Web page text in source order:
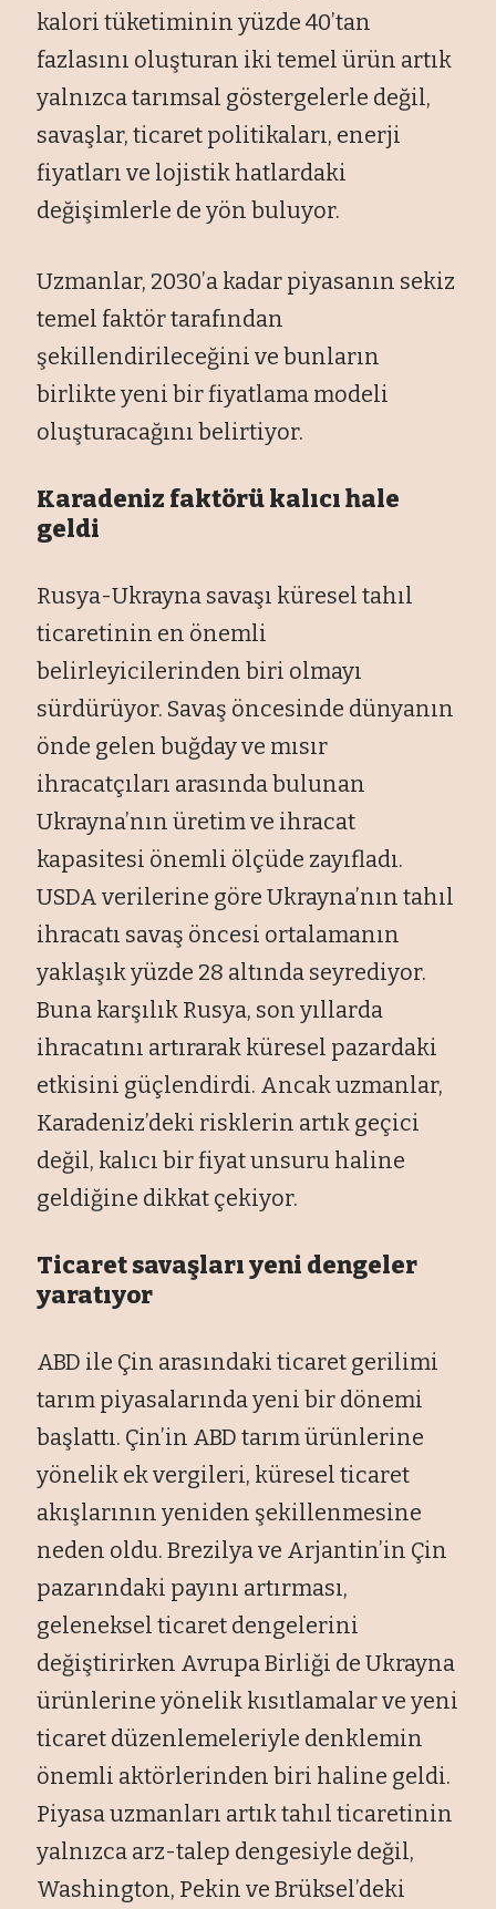
kalori tüketiminin yüzde 40’tan
fazlasını oluşturan iki temel ürün artık
yalnızca tarımsal göstergelerle değil,
savaşlar, ticaret politikaları, enerji
fiyatları ve lojistik hatlardaki
değişimlerle de yön buluyor.
Uzmanlar, 2030’a kadar piyasanın sekiz
temel faktör tarafından
şekillendirileceğini ve bunların
birlikte yeni bir fiyatlama modeli
oluşturacağını belirtiyor.
Karadeniz faktörü kalıcı hale
geldi
Rusya-Ukrayna savaşı küresel tahıl
ticaretinin en önemli
belirleyicilerinden biri olmayı
sürdürüyor. Savaş öncesinde dünyanın
önde gelen buğday ve mısır
ihracatçıları arasında bulunan
Ukrayna’nın üretim ve ihracat
kapasitesi önemli ölçüde zayıfladı.
USDA verilerine göre Ukrayna’nın tahıl
ihracatı savaş öncesi ortalamanın
yaklaşık yüzde 28 altında seyrediyor.
Buna karşılık Rusya, son yıllarda
ihracatını artırarak küresel pazardaki
etkisini güçlendirdi. Ancak uzmanlar,
Karadeniz’deki risklerin artık geçici
değil, kalıcı bir fiyat unsuru haline
geldiğine dikkat çekiyor.
Ticaret savaşları yeni dengeler
yaratıyor
ABD ile Çin arasındaki ticaret gerilimi
tarım piyasalarında yeni bir dönemi
başlattı. Çin’in ABD tarım ürünlerine
yönelik ek vergileri, küresel ticaret
akışlarının yeniden şekillenmesine
neden oldu. Brezilya ve Arjantin’in Çin
pazarındaki payını artırması,
geleneksel ticaret dengelerini
değiştirirken Avrupa Birliği de Ukrayna
ürünlerine yönelik kısıtlamalar ve yeni
ticaret düzenlemeleriyle denklemin
önemli aktörlerinden biri haline geldi.
Piyasa uzmanları artık tahıl ticaretinin
yalnızca arz-talep dengesiyle değil,
Washington, Pekin ve Brüksel’deki